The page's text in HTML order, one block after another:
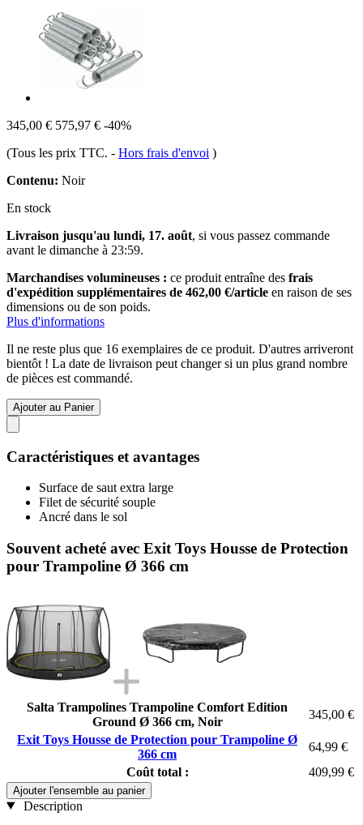
345,00 € 575,97 € -40%
(Tous les prix TTC. - Hors frais d'envoi )
Contenu: Noir
En stock
Livraison jusqu'au lundi, 17. août, si vous passez commande
avant le dimanche à 23:59.
Marchandises volumineuses : ce produit entraîne des frais
d'expédition supplémentaires de 462,00 €/article en raison de ses
dimensions ou de son poids.
Plus d'informations
Il ne reste plus que 16 exemplaires de ce produit. D'autres arriveront
bientôt ! La date de livraison peut changer si un plus grand nombre
de pièces est commandé.
Ajouter au Panier
Caractéristiques et avantages
Surface de saut extra large
Filet de sécurité souple
Ancré dans le sol
Souvent acheté avec Exit Toys Housse de Protection
pour Trampoline Ø 366 cm
Salta Trampolines Trampoline Comfort Edition
Ground Ø 366 cm, Noir
345,00 €
Exit Toys Housse de Protection pour Trampoline Ø
366 cm
64,99 €
Coût total :
409,99 €
Ajouter l'ensemble au panier
Description